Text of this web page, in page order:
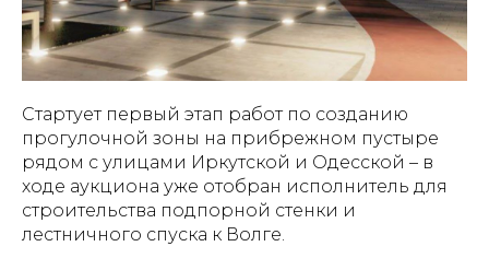
Стартует первый этап работ по созданию
прогулочной зоны на прибрежном пустыре
рядом с улицами Иркутской и Одесской – в
ходе аукциона уже отобран исполнитель для
строительства подпорной стенки и
лестничного спуска к Волге.